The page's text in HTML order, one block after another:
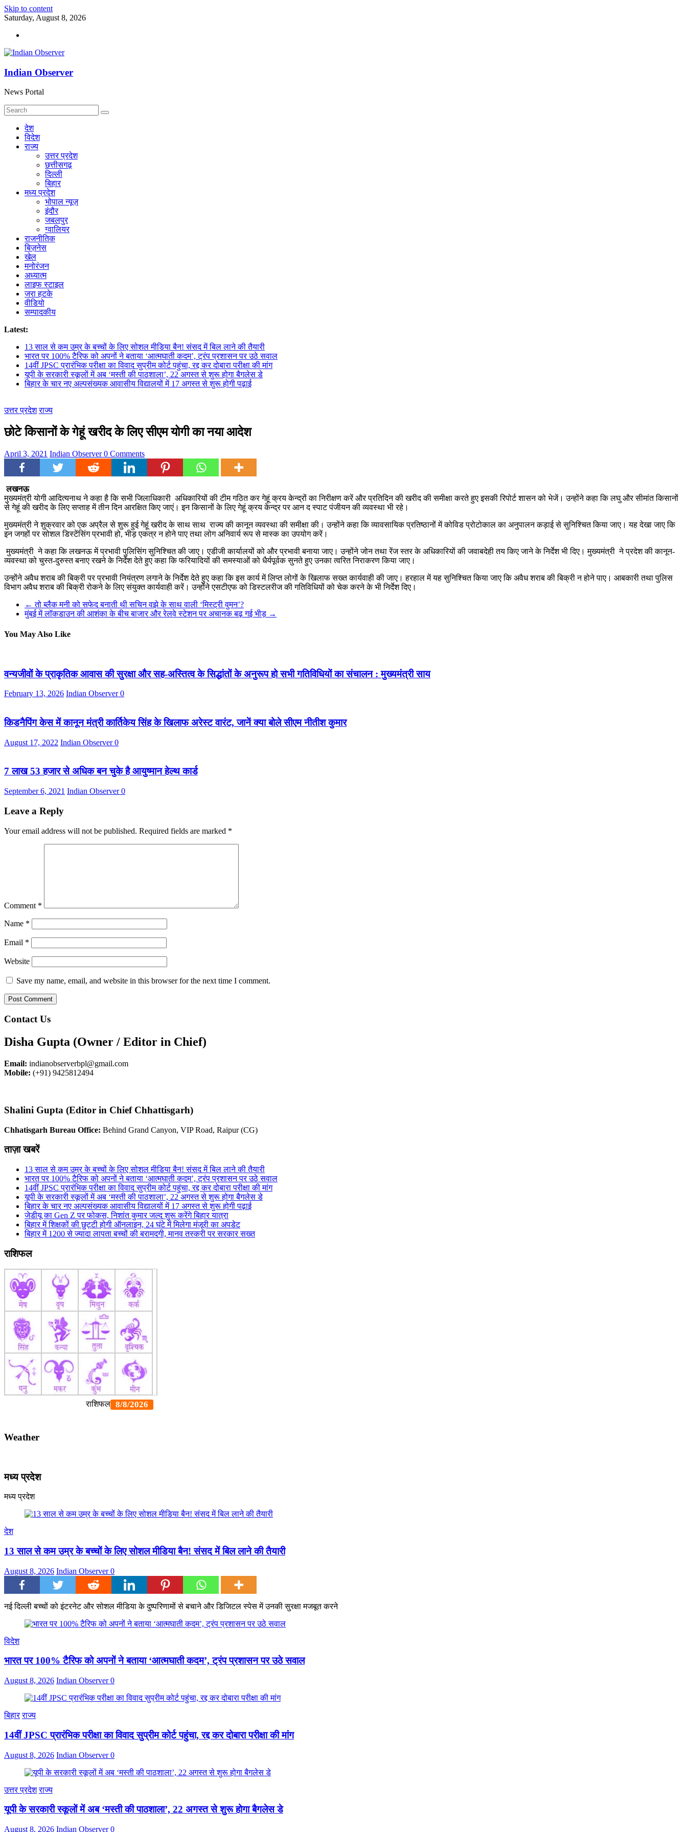
Skip to content
Saturday, August 8, 2026
Indian Observer
News Portal
देश
विदेश
राज्य
उत्तर प्रदेश
छत्तीसगढ़
दिल्ली
बिहार
मध्य प्रदेश
भोपाल न्यूज़
इंदौर
जबलपुर
ग्वालियर
राजनीतिक
बिज़नेस
खेल
मनोरंजन
अध्यात्म
लाइफ स्टाइल
जरा हटके
वीडियो
सम्पादकीय
Latest:
13 साल से कम उम्र के बच्चों के लिए सोशल मीडिया बैन! संसद में बिल लाने की तैयारी
भारत पर 100% टैरिफ को अपनों ने बताया ‘आत्मघाती कदम’, ट्रंप प्रशासन पर उठे सवाल
14वीं JPSC प्रारंभिक परीक्षा का विवाद सुप्रीम कोर्ट पहुंचा, रद्द कर दोबारा परीक्षा की मांग
यूपी के सरकारी स्कूलों में अब ‘मस्ती की पाठशाला’, 22 अगस्त से शुरू होगा बैगलेस डे
बिहार के चार नए अल्पसंख्यक आवासीय विद्यालयों में 17 अगस्त से शुरू होगी पढ़ाई
उत्तर प्रदेश राज्य
छोटे किसानों के गेहूं खरीद के लिए सीएम योगी का नया आदेश
April 3, 2021 Indian Observer0 Comments
लखनऊ
मुख्यमंत्री योगी आदित्यनाथ ने कहा है कि सभी जिलाधिकारी अधिकारियों की टीम गठित कर गेहूं क्रय केन्द्रों का निरीक्षण करें और प्रतिदिन की खरीद की समीक्षा करते हुए इसकी रिपोर्ट शासन को भेजें। उन्होंने कहा कि लघु और सीमांत किसानों
से गेहूं की खरीद के लिए सप्ताह में तीन दिन आरक्षित किए जाएं। इन किसानों के लिए गेहूं क्रय केन्द्र पर आन द स्पाट पंजीयन की व्यवस्था भी रहे।
मुख्यमंत्री ने शुक्रवार को एक अप्रैल से शुरू हुई गेहूं खरीद के साथ साथ राज्य की कानून व्यवस्था की समीक्षा की। उन्होंने कहा कि व्यावसायिक प्रतिष्ठानों में कोविड प्रोटोकाल का अनुपालन कड़ाई से सुनिश्चित किया जाए। यह देखा जाए कि
इन जगहों पर सोशल डिस्टेंसिंग प्रभावी हो, भीड़ एकत्र न होने पाए तथा लोग अनिवार्य रूप से मास्क का उपयोग करें।
मुख्यमंत्री ने कहा कि लखनऊ में प्रभावी पुलिसिंग सुनिश्चित की जाए। एडीजी कार्यालयों को और प्रभावी बनाया जाए। उन्होंने जोन तथा रेंज स्तर के अधिकारियों की जवाबदेही तय किए जाने के निर्देश भी दिए। मुख्यमंत्री ने प्रदेश की कानून-
व्यवस्था को चुस्त-दुरुस्त बनाए रखने के निर्देश देते हुए कहा कि फरियादियों की समस्याओं को धैर्यपूर्वक सुनते हुए उनका त्वरित निराकरण किया जाए।
उन्होंने अवैध शराब की बिक्री पर प्रभावी नियंत्रण लगाने के निर्देश देते हुए कहा कि इस कार्य में लिप्त लोगों के खिलाफ सख्त कार्यवाही की जाए। हरहाल में यह सुनिश्चित किया जाए कि अवैध शराब की बिक्री न होने पाए। आबकारी तथा पुलिस
विभाग अवैध शराब की बिक्री रोकने के लिए संयुक्त कार्यवाही करें। उन्होंने एसटीएफ को डिस्टलरीज की गतिविधियों को चेक करने के भी निर्देश दिए।
← तो ब्लैक मनी को सफेद बनाती थी सचिन वझे के साथ वाली ‘मिस्ट्री वुमन’?
मुंबई में लॉकडाउन की आशंका के बीच बाजार और रेलवे स्टेशन पर अचानक बढ़ गई भीड़ →
You May Also Like
वन्यजीवों के प्राकृतिक आवास की सुरक्षा और सह-अस्तित्व के सिद्धांतों के अनुरूप हो सभी गतिविधियों का संचालन : मुख्यमंत्री साय
February 13, 2026 Indian Observer0
किडनैपिंग केस में कानून मंत्री कार्तिकेय सिंह के खिलाफ अरेस्ट वारंट, जानें क्या बोले सीएम नीतीश कुमार
August 17, 2022 Indian Observer0
7 लाख 53 हजार से अधिक बन चुके है आयुष्मान हेल्थ कार्ड
September 6, 2021 Indian Observer0
Leave a Reply
Your email address will not be published. Required fields are marked *
Comment *
Name *
Email *
Website
Save my name, email, and website in this browser for the next time I comment.
Contact Us
Disha Gupta (Owner / Editor in Chief)
Email: indianobserverbpl@gmail.com
Mobile: (+91) 9425812494
Shalini Gupta (Editor in Chief Chhattisgarh)
Chhatisgarh Bureau Office: Behind Grand Canyon, VIP Road, Raipur (CG)
ताज़ा खबरें
13 साल से कम उम्र के बच्चों के लिए सोशल मीडिया बैन! संसद में बिल लाने की तैयारी
भारत पर 100% टैरिफ को अपनों ने बताया ‘आत्मघाती कदम’, ट्रंप प्रशासन पर उठे सवाल
14वीं JPSC प्रारंभिक परीक्षा का विवाद सुप्रीम कोर्ट पहुंचा, रद्द कर दोबारा परीक्षा की मांग
यूपी के सरकारी स्कूलों में अब ‘मस्ती की पाठशाला’, 22 अगस्त से शुरू होगा बैगलेस डे
बिहार के चार नए अल्पसंख्यक आवासीय विद्यालयों में 17 अगस्त से शुरू होगी पढ़ाई
जेडीयू का Gen Z पर फोकस, निशांत कुमार जल्द शुरू करेंगे बिहार यात्रा
बिहार में शिक्षकों की छुट्टी होगी ऑनलाइन, 24 घंटे में मिलेगा मंजूरी का अपडेट
बिहार में 1200 से ज्यादा लापता बच्चों की बरामदगी, मानव तस्करी पर सरकार सख्त
राशिफल
Weather
मध्य प्रदेश
मध्य प्रदेश
देश
13 साल से कम उम्र के बच्चों के लिए सोशल मीडिया बैन! संसद में बिल लाने की तैयारी
August 8, 2026 Indian Observer0
नई दिल्ली बच्चों को इंटरनेट और सोशल मीडिया के दुष्परिणामों से बचाने और डिजिटल स्पेस में उनकी सुरक्षा मजबूत करने
विदेश
भारत पर 100% टैरिफ को अपनों ने बताया ‘आत्मघाती कदम’, ट्रंप प्रशासन पर उठे सवाल
August 8, 2026 Indian Observer0
बिहार राज्य
14वीं JPSC प्रारंभिक परीक्षा का विवाद सुप्रीम कोर्ट पहुंचा, रद्द कर दोबारा परीक्षा की मांग
August 8, 2026 Indian Observer0
उत्तर प्रदेश राज्य
यूपी के सरकारी स्कूलों में अब ‘मस्ती की पाठशाला’, 22 अगस्त से शुरू होगा बैगलेस डे
August 8, 2026 Indian Observer0